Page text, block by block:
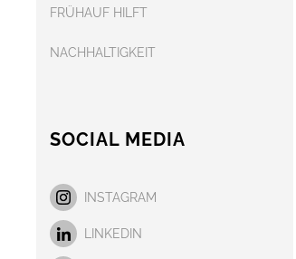
FRÜHAUF HILFT
NACHHALTIGKEIT
SOCIAL MEDIA
INSTAGRAM
LINKEDIN